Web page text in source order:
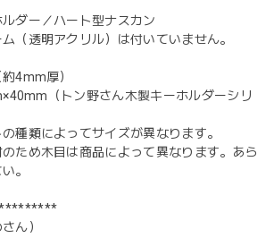
ダー／ハート型ナスカン
（透明アクリル）は付いていません。
4mm厚）
（トン野さん木製キーホルダーシリ
によってサイズが異なります。
ため木目は商品によって異なります。あら
。
ん）